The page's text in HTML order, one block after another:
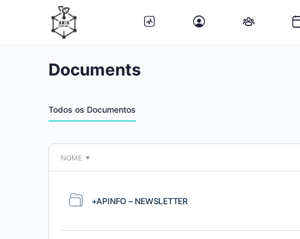
Documents
Todos os Documentos
NOME
+APINFO – NEWSLETTER